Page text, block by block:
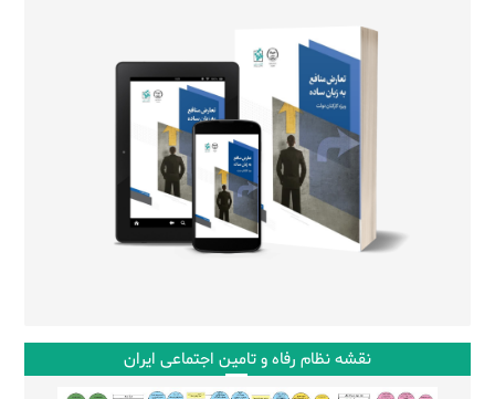
نقشه نظام رفاه و تامین اجتماعی ایران